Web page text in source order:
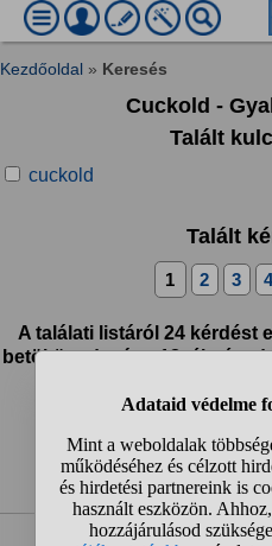
Kezdőoldal » Keresés
Cuckold -
Talált
cuckold
Talált
1 2 3 4
A találati listáról 24 kérdést
betöltötted már a 18.
1 2 3
Sötét mód